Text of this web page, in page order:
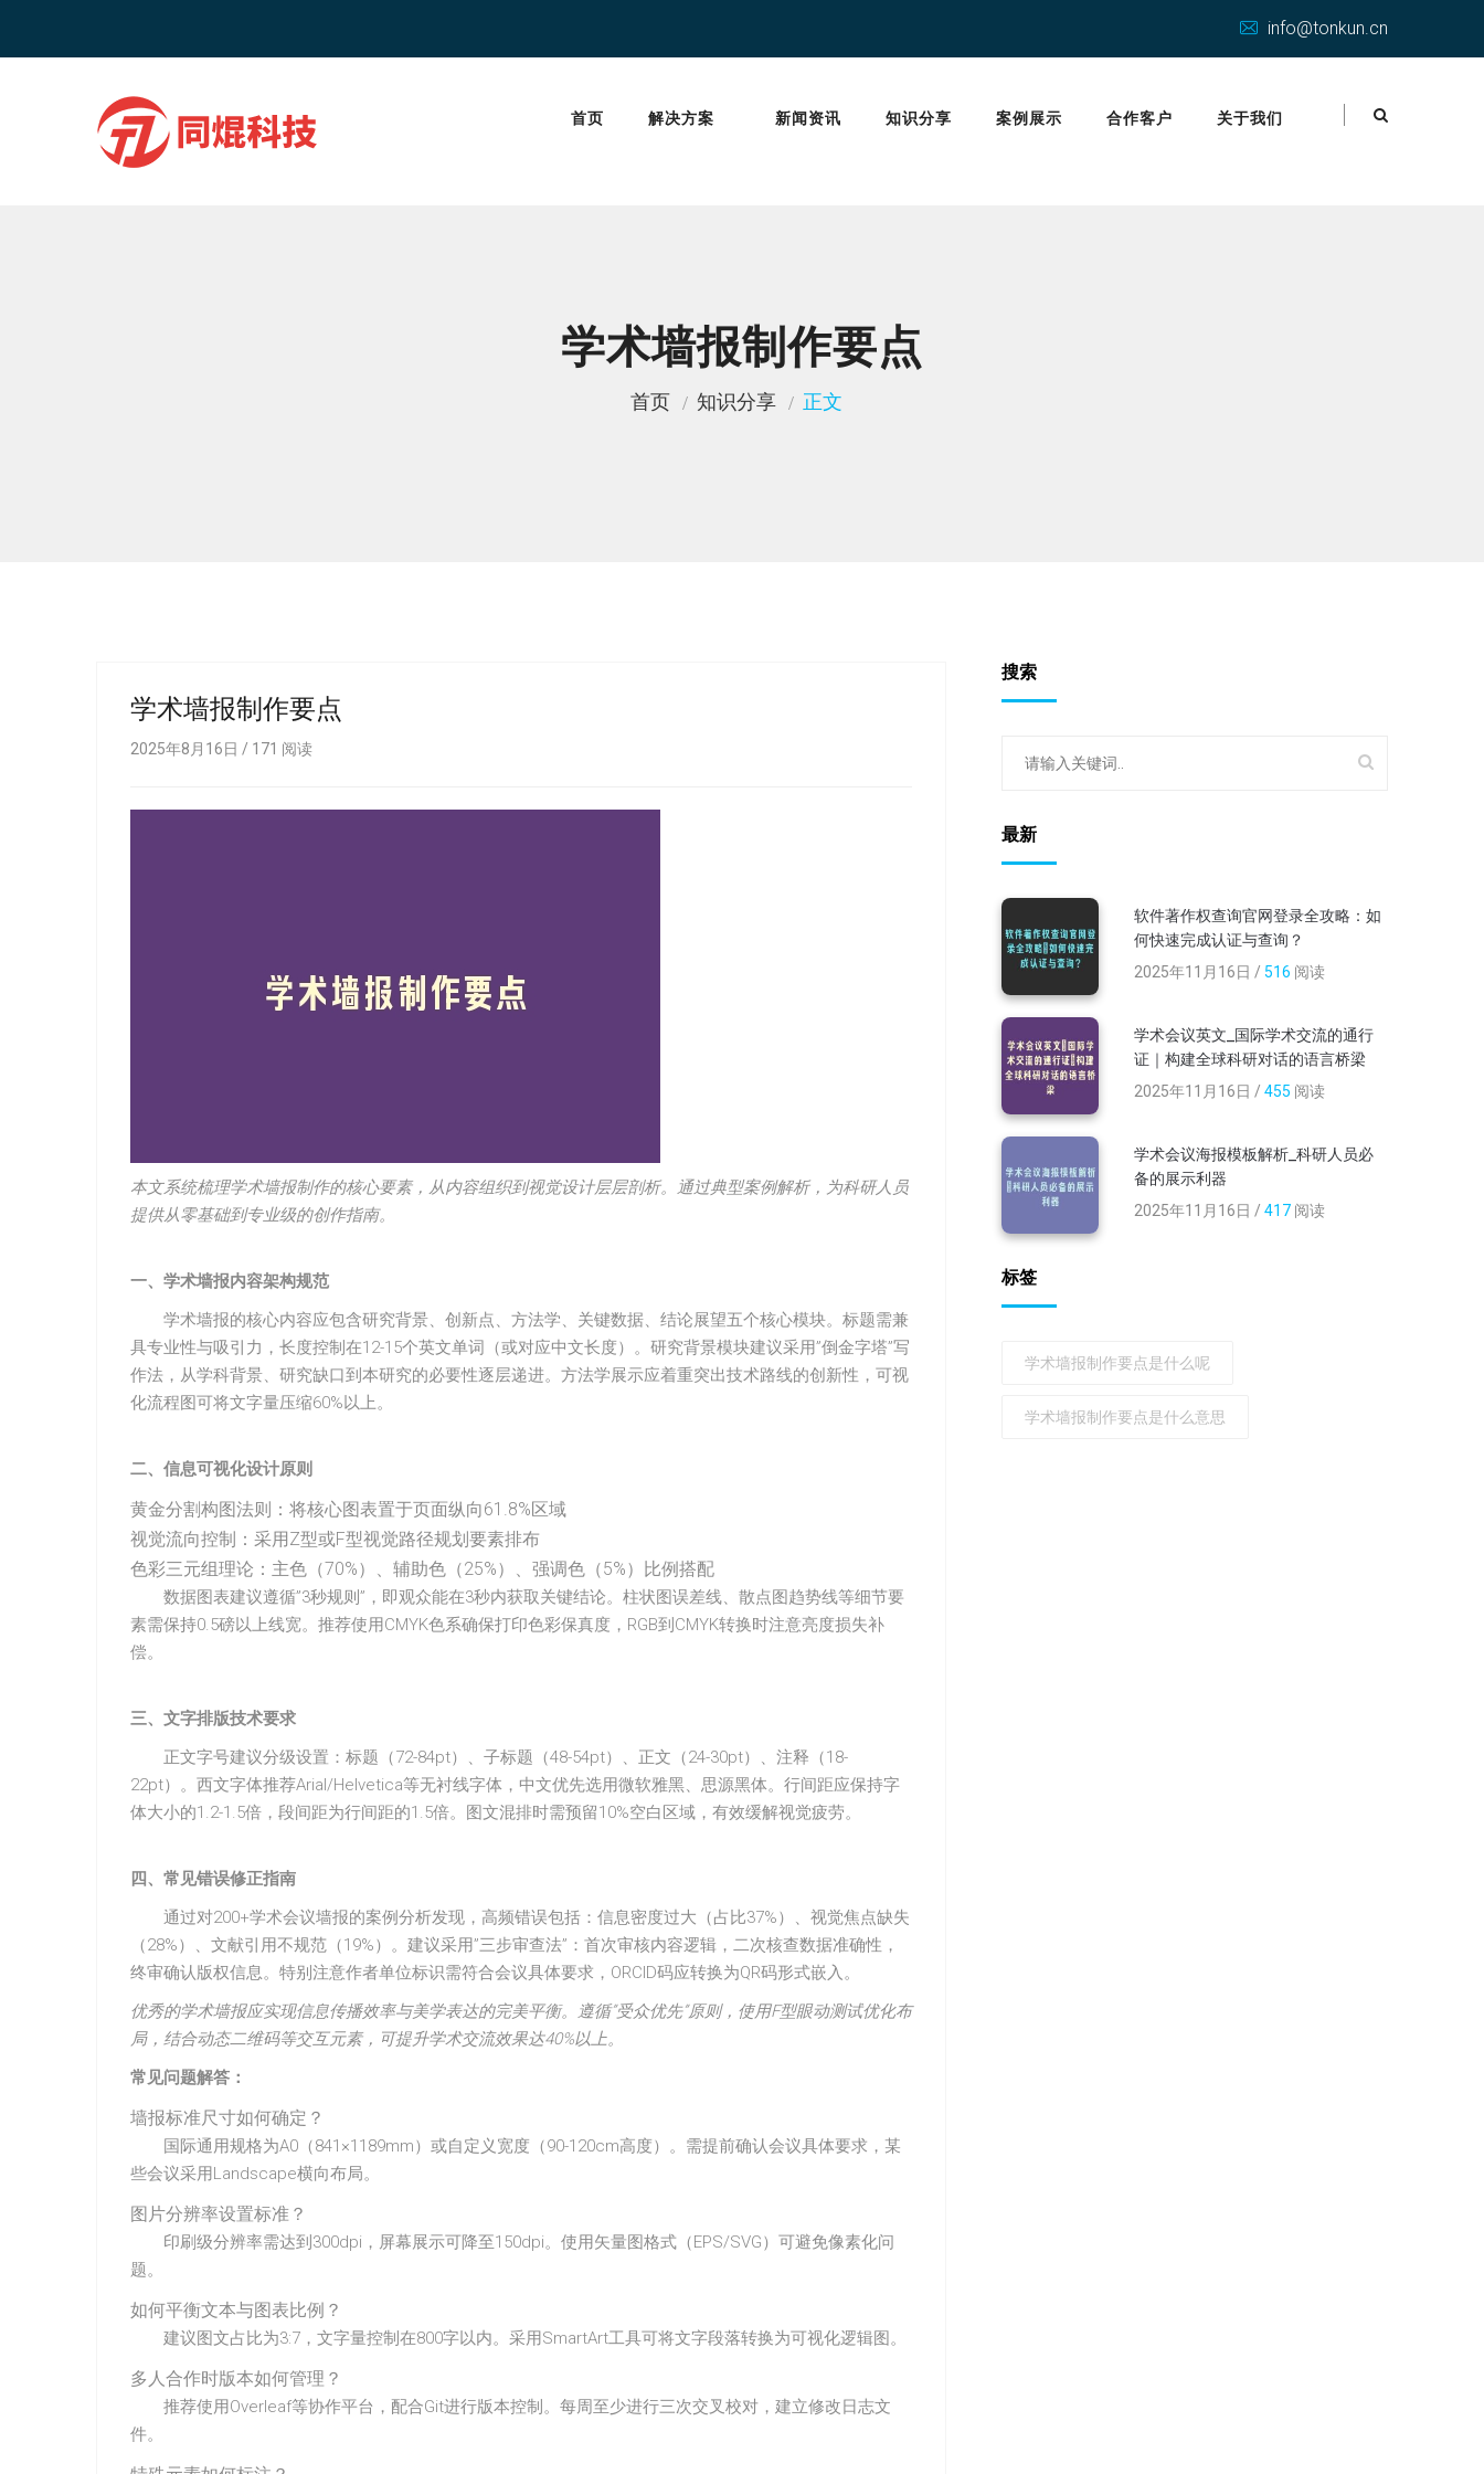
info@tonkun.cn
首页 解决方案 新闻资讯 知识分享 案例展示 合作客户 关于我们
学术墙报制作要点
首页 知识分享 正文
学术墙报制作要点
2025年8月16日 / 171 阅读
本文系统梳理学术墙报制作的核心要素，从内容组织到视觉设计层层剖析。通过典型案例解析，为科研人员
提供从零基础到专业级的创作指南。
一、学术墙报内容架构规范
学术墙报的核心内容应包含研究背景、创新点、方法学、关键数据、结论展望五个核心模块。标题需兼
具专业性与吸引力，长度控制在12-15个英文单词（或对应中文长度）。研究背景模块建议采用”倒金字塔”写
作法，从学科背景、研究缺口到本研究的必要性逐层递进。方法学展示应着重突出技术路线的创新性，可视
化流程图可将文字量压缩60%以上。
二、信息可视化设计原则
黄金分割构图法则：将核心图表置于页面纵向61.8%区域
视觉流向控制：采用Z型或F型视觉路径规划要素排布
色彩三元组理论：主色（70%）、辅助色（25%）、强调色（5%）比例搭配
数据图表建议遵循”3秒规则”，即观众能在3秒内获取关键结论。柱状图误差线、散点图趋势线等细节要
素需保持0.5磅以上线宽。推荐使用CMYK色系确保打印色彩保真度，RGB到CMYK转换时注意亮度损失补
偿。
三、文字排版技术要求
正文字号建议分级设置：标题（72-84pt）、子标题（48-54pt）、正文（24-30pt）、注释（18-
22pt）。西文字体推荐Arial/Helvetica等无衬线字体，中文优先选用微软雅黑、思源黑体。行间距应保持字
体大小的1.2-1.5倍，段间距为行间距的1.5倍。图文混排时需预留10%空白区域，有效缓解视觉疲劳。
四、常见错误修正指南
通过对200+学术会议墙报的案例分析发现，高频错误包括：信息密度过大（占比37%）、视觉焦点缺失
（28%）、文献引用不规范（19%）。建议采用”三步审查法”：首次审核内容逻辑，二次核查数据准确性，
终审确认版权信息。特别注意作者单位标识需符合会议具体要求，ORCID码应转换为QR码形式嵌入。
优秀的学术墙报应实现信息传播效率与美学表达的完美平衡。遵循”受众优先”原则，使用F型眼动测试优化布
局，结合动态二维码等交互元素，可提升学术交流效果达40%以上。
常见问题解答：
墙报标准尺寸如何确定？
国际通用规格为A0（841×1189mm）或自定义宽度（90-120cm高度）。需提前确认会议具体要求，某
些会议采用Landscape横向布局。
图片分辨率设置标准？
印刷级分辨率需达到300dpi，屏幕展示可降至150dpi。使用矢量图格式（EPS/SVG）可避免像素化问
题。
如何平衡文本与图表比例？
建议图文占比为3:7，文字量控制在800字以内。采用SmartArt工具可将文字段落转换为可视化逻辑图。
多人合作时版本如何管理？
推荐使用Overleaf等协作平台，配合Git进行版本控制。每周至少进行三次交叉校对，建立修改日志文
件。
搜索
最新
软件著作权查询官网登录全攻略：如
何快速完成认证与查询？
2025年11月16日 / 516 阅读
学术会议英文_国际学术交流的通行
证｜构建全球科研对话的语言桥梁
2025年11月16日 / 455 阅读
学术会议海报模板解析_科研人员必
备的展示利器
2025年11月16日 / 417 阅读
标签
学术墙报制作要点是什么呢
学术墙报制作要点是什么意思